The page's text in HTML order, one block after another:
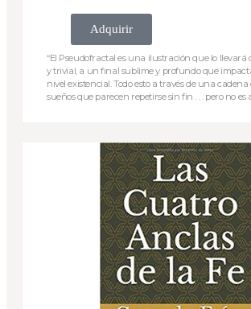
Adquirir
“El Pseudofractal es una ilustración que lo llevará
y trivial, a un final sublime y profundo que
nivel existencial. Todo esto a través de una
sueños que parecen repetirse sin fin . . . pero no es